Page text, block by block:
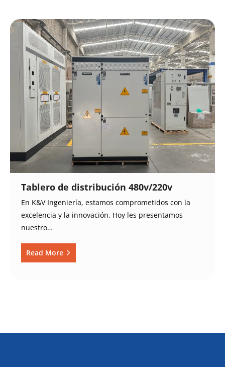
Tablero de distribución 480v/220v
En K&V Ingeniería, estamos comprometidos con la
excelencia y la innovación. Hoy les presentamos
nuestro…
Read More